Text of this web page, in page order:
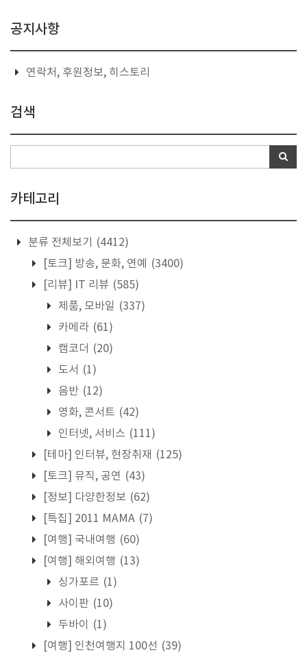
공지사항
연락처, 후원정보, 히스토리
검색
카테고리
분류 전체보기
(4412)
[토크] 방송, 문화, 연예
(3400)
[리뷰] IT 리뷰 (585)
제품, 모바일 (337)
카메라 (61)
캠코더 (20)
도서 (1)
음반 (12)
영화, 콘서트 (42)
인터넷, 서비스 (111)
[테마] 인터뷰, 현장취재 (125)
[토크] 뮤직, 공연 (43)
[정보] 다양한정보 (62)
[특집] 2011 MAMA (7)
[여행] 국내여행 (60)
[여행] 해외여행 (13)
싱가포르 (1)
사이판 (10)
두바이
(1)
[여행] 인천여행지 100선 (39)